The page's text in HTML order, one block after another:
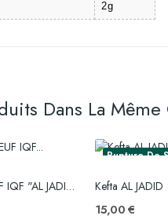
2g
Dans La
CARPACCIO DE BOEUF IQF "AL JADID " 1.4KG
Rupture De
Kefta AL JADID
15,00 €